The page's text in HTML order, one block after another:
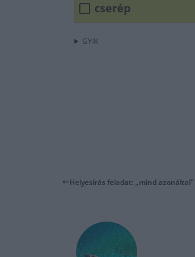
cserép
GYIK
Helyesírás feladat: „mind